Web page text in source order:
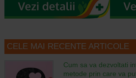
CELE MAI RECENTE ARTICOLE
Cum sa va dezvoltati
metode prin care va